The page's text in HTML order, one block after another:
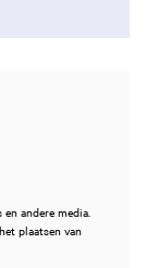
andere media.
plaatsen van